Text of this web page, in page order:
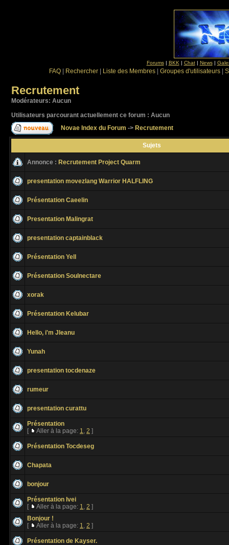
Forums| BKK | Chat| News|
FAQ Rechercher Liste des Membres Groupes d'utilisateurs
Recrutement
Modérateurs: Aucun
Utilisateurs parcourant actuellement ce forum : Aucun
Novae Index du Forum -> Recrutement
Sujets
Annonce : Recrutement Project Quarm
presentation movezlang Warrior HALFLING
Présentation Caeelin
Presentation Malingrat
presentation captainblack
Présentation Yell
Présentation Soulnectare
xorak
Présentation Kelubar
Hello, i'm Jleanu
Yunah
presentation tocdenaze
rumeur
presentation curattu
Présentation
[
Aller à la page: 1, 2 ]
Présentation Tocdeseg
Chapata
bonjour
Présentation Ivei
[
Aller à la page: 1, 2 ]
Bonjour !
[
Aller à la page: 1, 2 ]
Présentation de Kayser.